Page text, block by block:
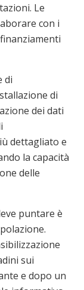
Le
con i
di
di
dei dati
dettagliato e
la capacità
delle
puntare è
sui
e dopo un